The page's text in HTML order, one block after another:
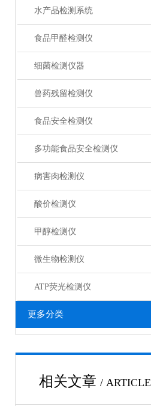
水产品检测系统
食品甲醛检测仪
细菌检测仪器
兽药残留检测仪
食品安全检测仪
多功能食品安全检测仪
病害肉检测仪
酸价检测仪
甲醇检测仪
微生物检测仪
ATP荧光检测仪
更多分类
相关文章 / ARTICLE